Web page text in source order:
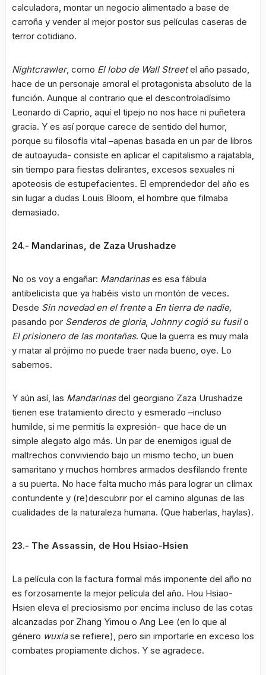
calculadora, montar un negocio alimentado a base de
carroña y vender al mejor postor sus películas caseras de
terror cotidiano.
Nightcrawler, como El lobo de Wall Streetel año pasado,
hace de un personaje amoral el protagonista absoluto de la
función. Aunque al contrario que el descontroladísimo
Leonardo di Caprio, aquí el tipejo no nos hace ni puñetera
gracia. Y es así porque carece de sentido del humor,
porque su filosofía vital –apenas basada en un par de libros
de autoayuda- consiste en aplicar el capitalismo a rajatabla,
sin tiempo para fiestas delirantes, excesos sexuales ni
apoteosis de estupefacientes. El emprendedor del año es
sin lugar a dudas Louis Bloom, el hombre que filmaba
demasiado.
24.- Mandarinas, de Zaza Urushadze
No os voy a engañar: Mandarinases esa fábula
antibelicista que ya habéis visto un montón de veces.
Desde Sin novedad en el frentea En tierra de nadie,
pasando por Senderos de gloria, Johnny cogió su fusilo
El prisionero de las montañas. Que la guerra es muy mala
y matar al prójimo no puede traer nada bueno, oye. Lo
sabemos.
Y aún así, las Mandarinasdel georgiano Zaza Urushadze
tienen ese tratamiento directo y esmerado –incluso
humilde, si me permitís la expresión- que hace de un
simple alegato algo más. Un par de enemigos igual de
maltrechos conviviendo bajo un mismo techo, un buen
samaritano y muchos hombres armados desfilando frente
a su puerta. No hace falta mucho más para lograr un clímax
contundente y (re)descubrir por el camino algunas de las
cualidades de la naturaleza humana. (Que haberlas, haylas).
23.- The Assassin, de Hou Hsiao-Hsien
La película con la factura formal más imponente del año no
es forzosamente la mejor película del año. Hou Hsiao-
Hsien eleva el preciosismo por encima incluso de las cotas
alcanzadas por Zhang Yimou o Ang Lee (en lo que al
género wuxiase refiere), pero sin importarle en exceso los
combates propiamente dichos. Y se agradece.